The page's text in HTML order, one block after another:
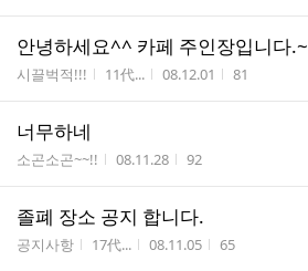
안녕하세요^^ 카페 주인장입니다.~
게시판명
시끌벅적!!! 작성자
11代... 작성시간
08.12.01 조회수
81
너무하네
게시판명
소곤소곤~~!! 작성시간
08.11.28 조회수
92
졸폐 장소 공지 합니다.
게시판명
공지사항 작성자
17代... 작성시간
08.11.05 조회수
65